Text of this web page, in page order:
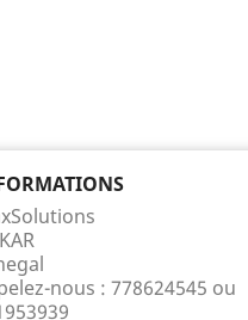
nous : 778624545 ou